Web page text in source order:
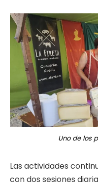
Uno de los
Las actividades
con dos sesiones